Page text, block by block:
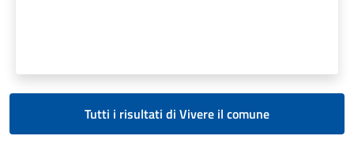
Tutti i risultati di Vivere il comune